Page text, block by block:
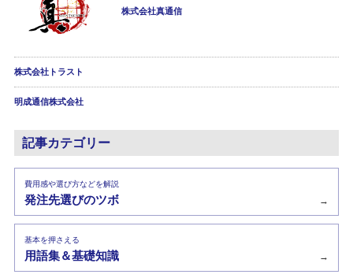
株式会社真通信
株式会社トラスト
明成通信株式会社
記事カテゴリー
費用感や選び方などを解説
発注先選びのツボ →
基本を押さえる
用語集＆基礎知識 →